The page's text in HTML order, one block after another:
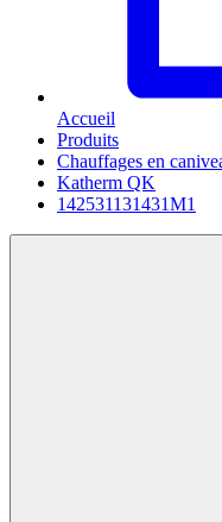
Accueil
Produits
Chauffages en
Katherm QK
142531131431M1